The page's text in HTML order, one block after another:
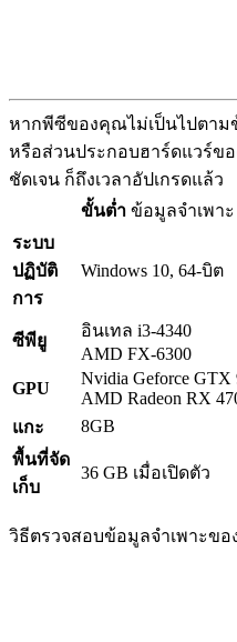
หากพีซีของคุณไม่เป็นไปตา
หรือส่วนประกอบฮาร์ดแวร์
ชัดเจน ก็ถึงเวลาอัปเกรดแล้ว
ขั้นต่ำ ข้อมูลจำเพาะ
ระบบ
ปฏิบัติ
การ
Windows 10, 64-บิต
ซีพียู
อินเทล i3-4340
AMD FX-6300
GPU
Nvidia Geforce GTX
AMD Radeon RX
แกะ
8GB
พื้นที่จัด
เก็บ
36 GB เมื่อเปิดตัว
วิธีตรวจสอบข้อมูลจำเพาะข